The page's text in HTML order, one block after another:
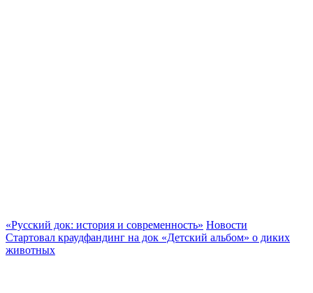
«Русский док: история и современность» Новости
Стартовал краудфандинг на док «Детский альбом» о диких
животных